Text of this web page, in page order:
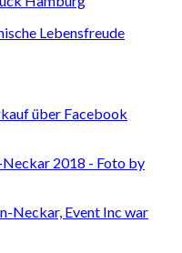
Lebensfreude
über Facebook
Neckar, Event Inc war